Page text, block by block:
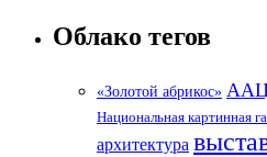
Облако тегов
«Золотой абрикос»
Национальная картинная
архитектура